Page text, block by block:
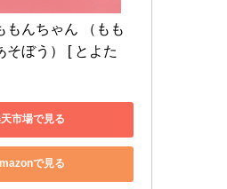
もんちゃん （もも
そぼう） [ とよた
市場で見る
で見る